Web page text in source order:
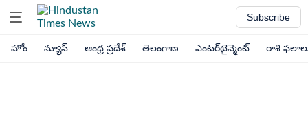
Subscribe
హోం న్యూస్ ఆంధ్ర ప్రదేశ్ తెలంగాణ ఎంటర్‌టైన్మెంట్ రాశి